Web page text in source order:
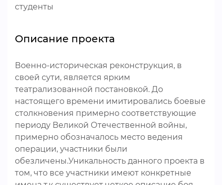
студенты
Описание проекта
Военно-историческая реконструкция, в
своей сути, является ярким
театрализованной постановкой. До
настоящего времени имитировались боевые
столкновения примерно соответствующие
периоду Великой Отечественной войны,
примерно обозначалось место ведения
операции, участники были
обезличены.Уникальность данного проекта в
том, что все участники имеют конкретные